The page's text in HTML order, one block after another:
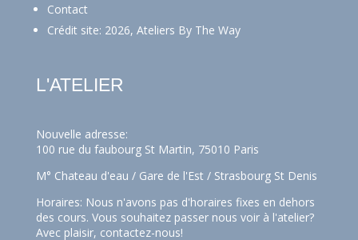
Contact
Crédit site: 2026, Ateliers By The Way
L'ATELIER
Nouvelle adresse:
100 rue du faubourg St Martin, 75010 Paris
M° Chateau d'eau / Gare de l'Est / Strasbourg St Denis
Horaires: Nous n'avons pas d'horaires fixes en dehors
des cours. Vous souhaitez passer nous voir à l'atelier?
Avec plaisir, contactez-nous!